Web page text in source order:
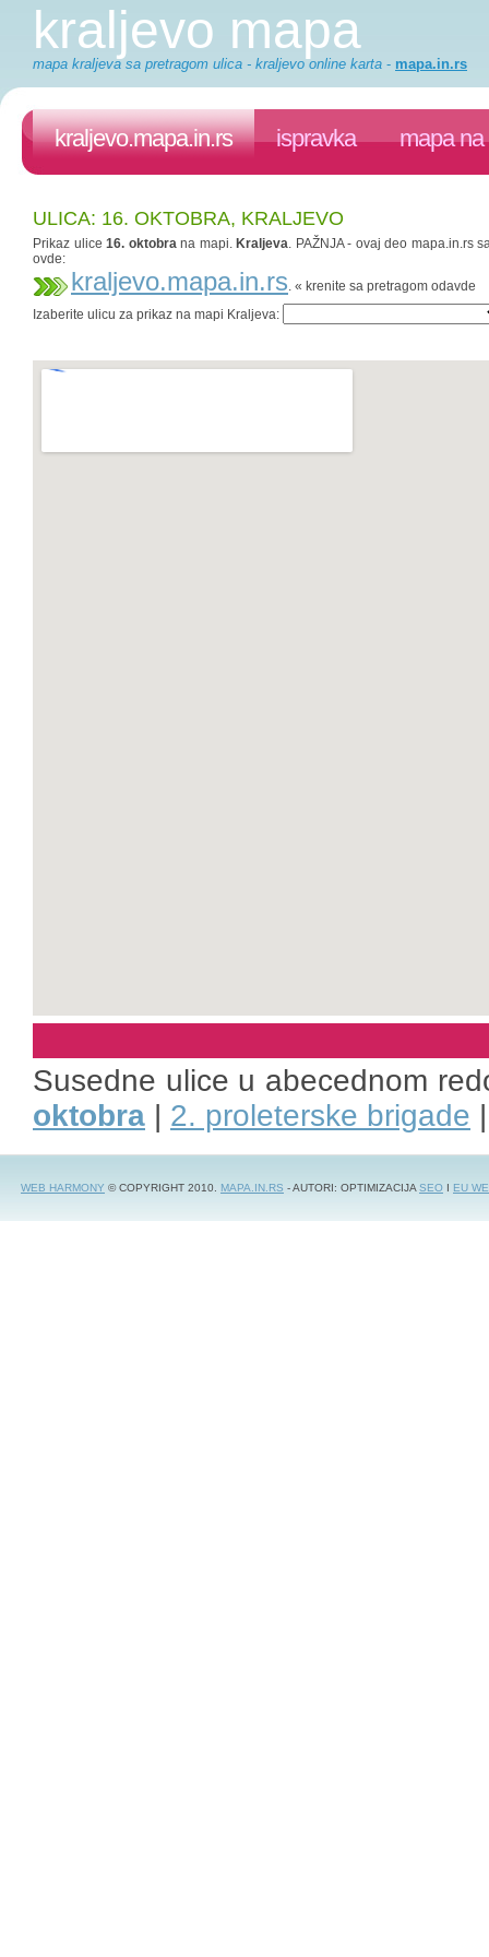
kraljevo mapa
mapa kraljeva sa pretragom ulica - kraljevo online karta - mapa.in.rs
kraljevo.mapa.in.rs ispravka mapa na
ULICA: 16. OKTOBRA, KRALJEVO
Prikaz ulice16. oktobrana mapi. Kraljeva. PAŽNJA - ovaj deo mapa.in.rs
ovde:
kraljevo.mapa.in.rs. « krenite sa pretragom odavde
Izaberite ulicu za prikaz na mapi Kraljeva:
Susedne ulice u abecednom
oktobra | 2. proleterske brigade
WEB HARMONY © COPYRIGHT 2010. MAPA.IN.RS - AUTORI: OPTIMIZACIJASEO I EU